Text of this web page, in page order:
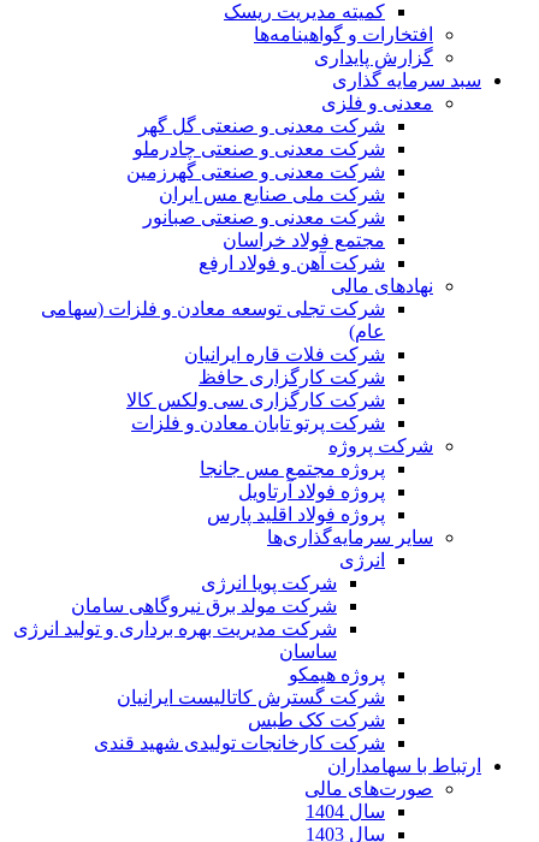
کمیته مدیریت ریسک
افتخارات و گواهینامه‌ها
گزارش پایداری
سبد سرمایه گذاری
معدنی و فلزی
شرکت معدنی و صنعتی گل گهر
شرکت معدنی و صنعتی چادرملو
شرکت معدنی و صنعتی گهرزمین
شرکت ملی صنایع مس ایران
شرکت معدنی و صنعتی صبانور
مجتمع فولاد خراسان
شرکت آهن و فولاد ارفع
نهادهای مالی
شرکت تجلی توسعه معادن و فلزات (سهامی
عام)
شرکت فلات قاره ایرانیان
شرکت کارگزاری حافظ
شرکت کارگزاری سی ولکس کالا
شرکت پرتو تابان معادن و فلزات
شرکت پروژه
پروژه مجتمع مس جانجا
پروژه فولاد آرتاویل
پروژه فولاد اقلید پارس
سایر سرمایه‌گذاری‌ها
انرژی
شرکت پویا انرژی
شرکت مولد برق نیروگاهی سامان
شرکت مدیریت بهره برداری و تولید انرژی
ساسان
پروژه هیمکو
شرکت گسترش کاتالیست ایرانیان
شرکت کک طبس
شرکت کارخانجات تولیدی شهید قندی
ارتباط با سهامداران
صورت‌های مالی
سال 1404
سال 1403